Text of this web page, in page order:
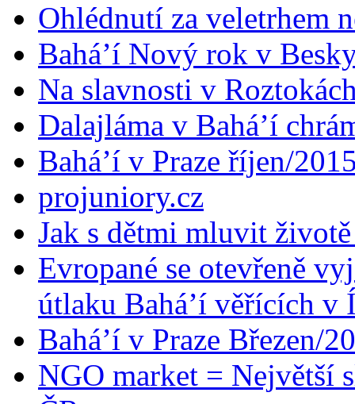
Ohlédnutí za veletrhem
Bahá’í Nový rok v
Na slavnosti v
Dalajláma v Bahá’í
Bahá’í v Praze říjen/
projuniory.cz
Jak s dětmi mluvit
Evropané se otevřeně
útlaku Bahá’í věřících v
Bahá’í v Praze Březen/
NGO market = Největší